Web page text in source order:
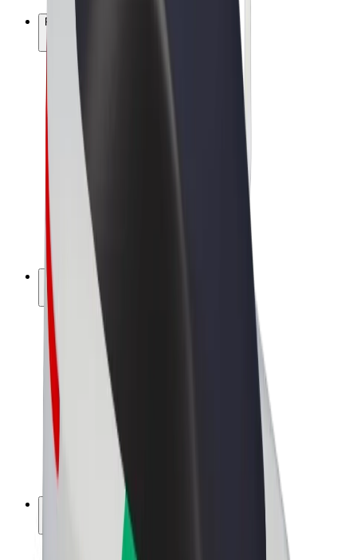
Produkter
Turer
Sparkesykler
Bolt Market
Bolt Food
Bolt Drive
Bolt for Business
El-sykler
Bolt Pluss
Tjen med Bolt
Sjåfører
Sjåførinntekter
Leveringsbud
Inntekter for leveringsbud
Bolt Food-partnere